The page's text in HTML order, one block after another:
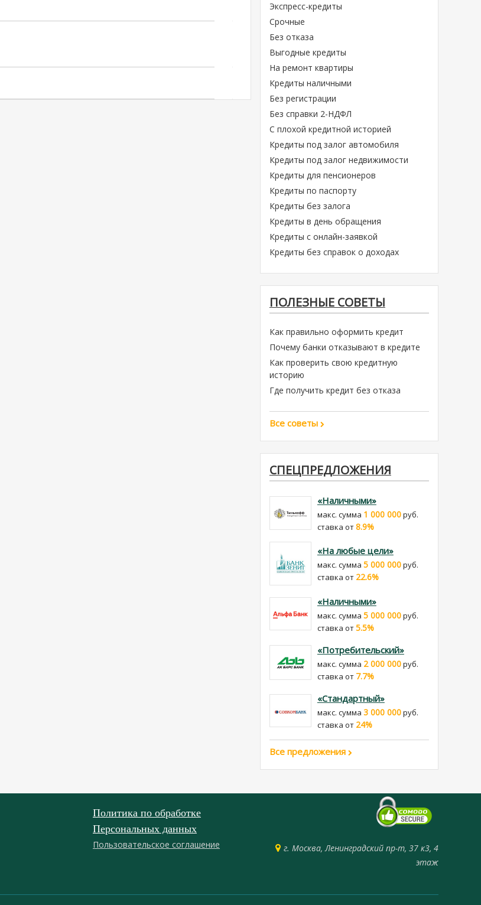
Экспресс-кредиты
Срочные
Без отказа
Выгодные кредиты
На ремонт квартиры
Кредиты наличными
Без регистрации
Без справки 2-НДФЛ
С плохой кредитной историей
Кредиты под залог автомобиля
Кредиты под залог недвижимости
Кредиты для пенсионеров
Кредиты по паспорту
Кредиты без залога
Кредиты в день обращения
Кредиты с онлайн-заявкой
Кредиты без справок о доходах
ПОЛЕЗНЫЕ СОВЕТЫ
Как правильно оформить кредит
Почему банки отказывают в кредите
Как проверить свою кредитную
историю
Где получить кредит без отказа
Все советы
СПЕЦПРЕДЛОЖЕНИЯ
«Наличными»
макс. сумма 1 000 000руб.
cтавка от8.9%
«На любые цели»
макс. сумма 5 000 000руб.
cтавка от 22.6%
«Наличными»
макс. сумма 5 000 000руб.
cтавка от5.5%
«Потребительский»
макс. сумма 2 000 000руб.
cтавка от 7.7%
«Стандартный»
макс. сумма 3 000 000руб.
cтавка от 24%
Все предложения
Политика по обработке
Персональных данных
Пользовательское соглашение
г. Москва, Ленинградский пр-т, 37 к3, 4
этаж